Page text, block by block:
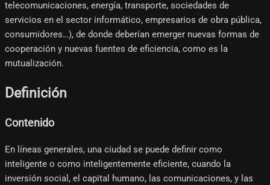
telecomunicaciones, energía, transporte, sociedades de
servicios en el sector informático, empresarios de obra pública,
consumidores…), de donde deberían emerger nuevas formas de
cooperación y nuevas fuentes de eficiencia, como es la
mutualización.
Definición
Contenido
En líneas generales, una ciudad se puede definir como
inteligente o como inteligentemente eficiente, cuando la
inversión social, el capital humano, las comunicaciones, y las